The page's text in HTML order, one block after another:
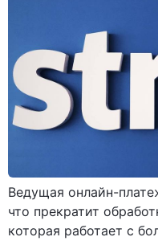
Ведущая онлайн-
что прекратит
которая работает с